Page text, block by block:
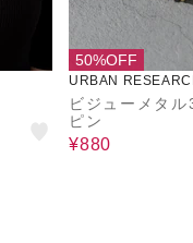
50%OFF
URBAN
use
ビジューメタル
ピン
¥880